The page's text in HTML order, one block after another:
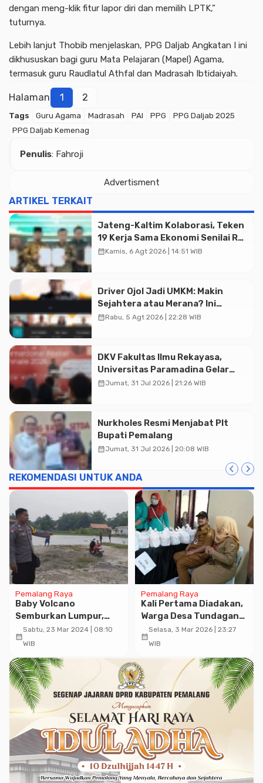
dengan meng-klik fitur lapor diri dan memilih LPTK,”
tuturnya.
Lebih lanjut Thobib menjelaskan, PPG Daljab Angkatan I ini
dikhususkan bagi guru Mata Pelajaran (Mapel) Agama,
termasuk guru Raudlatul Athfal dan Madrasah Ibtidaiyah.
Halaman 1 2
Tags Guru Agama Madrasah PAI PPG
PPG Daljab 2025
PPG Daljab Kemenag
Penulis: Fahroji
Advertisment
ARTIKEL TERKAIT
Jateng-Kaltim Kolaborasi, Teken
19 Kerja Sama Ekonomi Senilai Rp
20,2 Triliun
calendar_monthKamis, 6 Agt 2026 | 14:51 WIB
Driver Ojol Jadi UMKM: Makin
Sejahtera atau Merana? Ini
Temuan Diskusi Paramadina
calendar_monthRabu, 5 Agt 2026 | 22:28 WIB
DKV Fakultas Ilmu Rekayasa,
Universitas Paramadina Gelar
Diskusi Desain
calendar_monthJumat, 31 Jul 2026 | 21:26 WIB
Nurkholes Resmi Menjabat Plt
Bupati Pemalang
calendar_monthJumat, 31 Jul 2026 | 20:08 WIB
REKOMENDASI UNTUK ANDA
Pemalang Raya
Baby Volcano
Semburkan Lumpur,
Bhabinkamtibmas
Polsek Kradenan
Warga
calendar_month
Sabtu, 23 Mar 2024 | 08:10
WIB
Pemalang Raya
Kali Pertama Diadakan,
Warga Desa Tundagan
Antusias Kunjungi Pasar
Murah
calendar_month
Selasa, 3 Mar 2026 | 23:27
WIB